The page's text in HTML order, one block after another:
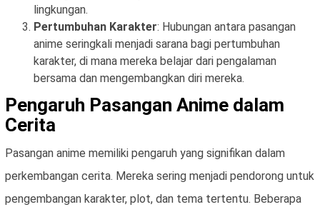
lingkungan.
Pertumbuhan Karakter: Hubungan antara pasangan
anime seringkali menjadi sarana bagi pertumbuhan
karakter, di mana mereka belajar dari pengalaman
bersama dan mengembangkan diri mereka.
Pengaruh Pasangan Anime dalam
Cerita
Pasangan anime memiliki pengaruh yang signifikan dalam
perkembangan cerita. Mereka sering menjadi pendorong untuk
pengembangan karakter, plot, dan tema tertentu. Beberapa